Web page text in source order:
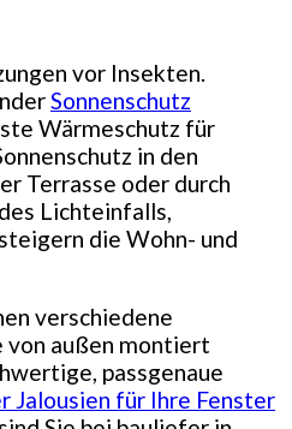
vor Insekten.
Sonnenschutz
Wärmeschutz für
in den
Terrasse oder durch
Lichteinfalls,
steigern die Wohn- und
verschiedene
von außen montiert
passgenaue
Jalousien für Ihre Fenster